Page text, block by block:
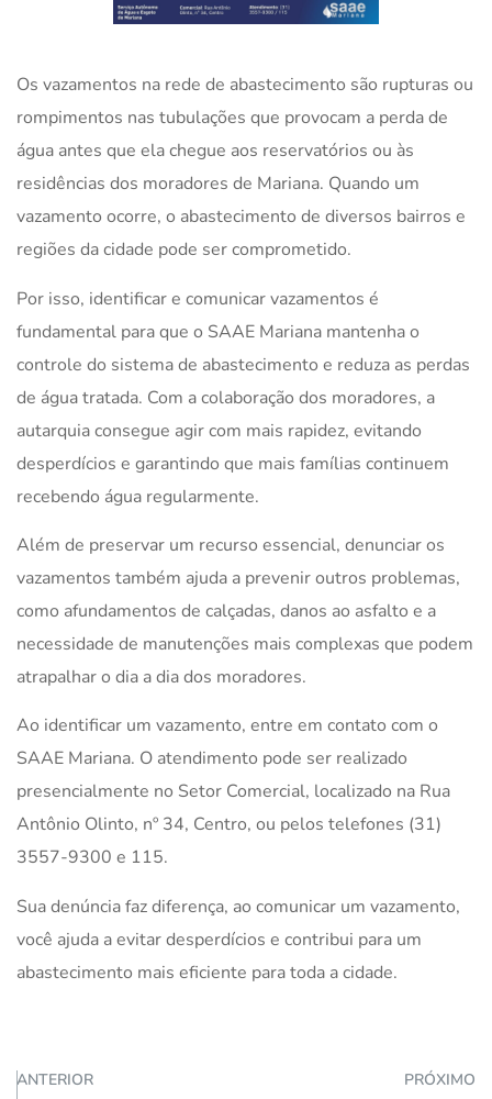
Os vazamentos na rede de abastecimento são rupturas ou
rompimentos nas tubulações que provocam a perda de
água antes que ela chegue aos reservatórios ou às
residências dos moradores de Mariana. Quando um
vazamento ocorre, o abastecimento de diversos bairros e
regiões da cidade pode ser comprometido.
Por isso, identificar e comunicar vazamentos é
fundamental para que o SAAE Mariana mantenha o
controle do sistema de abastecimento e reduza as perdas
de água tratada. Com a colaboração dos moradores, a
autarquia consegue agir com mais rapidez, evitando
desperdícios e garantindo que mais famílias continuem
recebendo água regularmente.
Além de preservar um recurso essencial, denunciar os
vazamentos também ajuda a prevenir outros problemas,
como afundamentos de calçadas, danos ao asfalto e a
necessidade de manutenções mais complexas que podem
atrapalhar o dia a dia dos moradores.
Ao identificar um vazamento, entre em contato com o
SAAE Mariana. O atendimento pode ser realizado
presencialmente no Setor Comercial, localizado na Rua
Antônio Olinto, nº 34, Centro, ou pelos telefones (31)
3557-9300 e 115.
Sua denúncia faz diferença, ao comunicar um vazamento,
você ajuda a evitar desperdícios e contribui para um
abastecimento mais eficiente para toda a cidade.
ANTERIOR PRÓXIMO